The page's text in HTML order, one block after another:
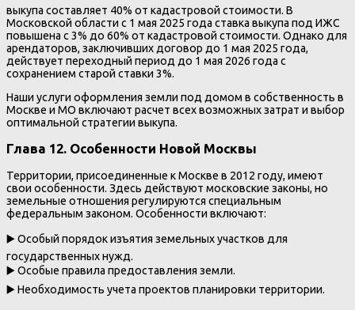
выкупа составляет 40% от кадастровой стоимости. В
Московской области с 1 мая 2025 года ставка выкупа под ИЖС
повышена с 3% до 60% от кадастровой стоимости. Однако для
арендаторов, заключивших договор до 1 мая 2025 года,
действует переходный период до 1 мая 2026 года с
сохранением старой ставки 3%.
Наши услуги оформления земли под домом в собственность в
Москве и МО включают расчет всех возможных затрат и выбор
оптимальной стратегии выкупа.
Глава 12. Особенности Новой Москвы
Территории, присоединенные к Москве в 2012 году, имеют
свои особенности. Здесь действуют московские законы, но
земельные отношения регулируются специальным
федеральным законом. Особенности включают:
▶️ Особый порядок изъятия земельных участков для
государственных нужд.
▶️ Особые правила предоставления земли.
▶️ Необходимость учета проектов планировки территории.